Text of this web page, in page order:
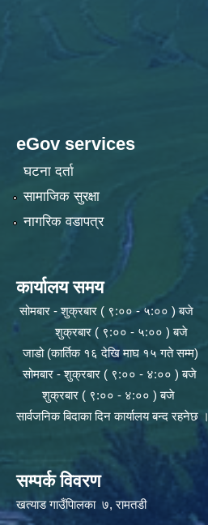
eGov services
घटना दर्ता
सामाजिक सुरक्षा
नागरिक वडापत्र
कार्यालय समय
सोमबार - शुक्रबार ( ९:०० - ५:०० ) बजे
शुक्रबार ( ९:०० - ५:०० ) बजे
जाडो (कार्तिक १६ देखि माघ १५ गते सम्म)
सोमबार - शुक्रबार ( ९:०० - ४:०० ) बजे
शुक्रबार ( ९:०० - ४:०० ) बजे
सार्वजनिक बिदाका दिन कार्यालय बन्द रहनेछ ।
सम्पर्क विवरण
खत्याड गाउँपािलका ७, रामतडी